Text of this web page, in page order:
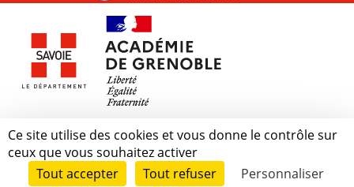
Ce site utilise des cookies et vous donne le contrôle sur
ceux que vous souhaitez activer
Tout accepter
Tout refuser Personnaliser